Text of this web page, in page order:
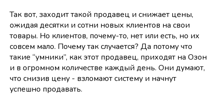
Так вот, заходит такой продавец и снижает цены,
ожидая десятки и сотни новых клиентов на свои
товары. Но клиентов, почему-то, нет или есть, но их
совсем мало. Почему так случается? Да потому что
такие “умники”, как этот продавец, приходят на Озон
и в огромном количестве каждый день. Они думают,
что снизив цену - взломают систему и начнут
успешно продавать.